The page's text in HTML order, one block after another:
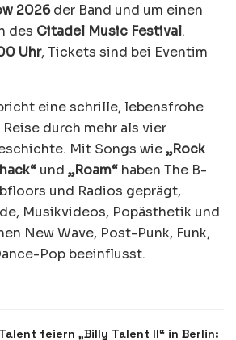
2026der Band und um einen
des Citadel Music Festival.
Uhr, Tickets sind bei Eventim
eine schrille, lebensfrohe
durch mehr als vier
Mit Songs wie„Rock
und „Roam“ haben The B-
und Radios geprägt,
Musikvideos, Popästhetik und
New Wave, Post-Punk, Funk,
Pop beeinflusst.
feiern „Billy Talent II“ in Berlin: